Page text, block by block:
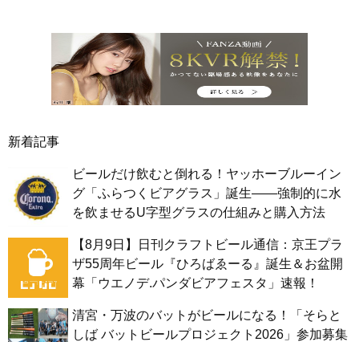
新着記事
ビールだけ飲むと倒れる！ヤッホーブルーイン
グ「ふらつくビアグラス」誕生——強制的に水
を飲ませるU字型グラスの仕組みと購入方法
【8月9日】日刊クラフトビール通信：京王プラ
ザ55周年ビール『ひろばゑーる』誕生＆お盆開
幕「ウエノデ.パンダビアフェスタ」速報！
清宮・万波のバットがビールになる！「そらと
しば バットビールプロジェクト2026」参加募集